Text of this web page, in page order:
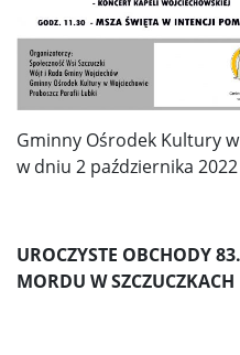
Gminny Ośrodek Kultury
w dniu 2 października
UROCZYSTE OBCHODY
MORDU W SZCZUCZKACH